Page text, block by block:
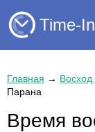
Time-
Главная → Восход
Парана
Время